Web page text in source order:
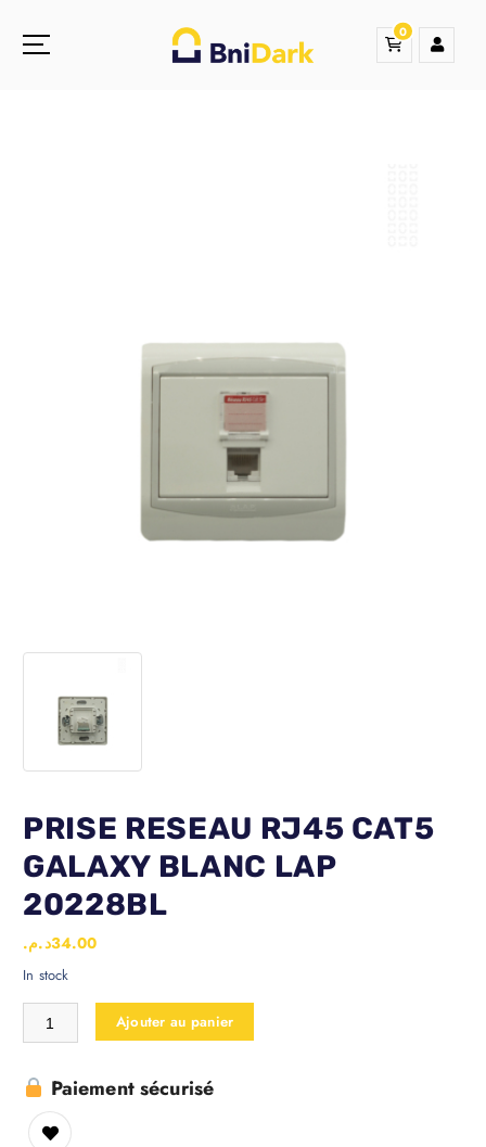
0
PRISE RESEAU RJ45 CAT5
GALAXY BLANC LAP
20228BL
34.00د.م.
In stock
Ajouter au panier
Paiement sécurisé